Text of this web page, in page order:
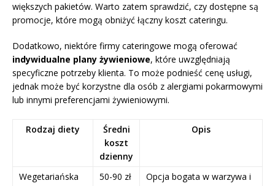
większych pakietów. Warto zatem sprawdzić, czy dostępne są
promocje, które mogą obniżyć łączny koszt cateringu.
Dodatkowo, niektóre firmy cateringowe mogą oferować
indywidualne plany żywieniowe, które uwzględniają
specyficzne potrzeby klienta. To może podnieść cenę usługi,
jednak może być korzystne dla osób z alergiami pokarmowymi
lub innymi preferencjami żywieniowymi.
Rodzaj diety
Średni
koszt
dzienny
Opis
Wegetariańska 50-90 zł
Opcja bogata w warzywa i